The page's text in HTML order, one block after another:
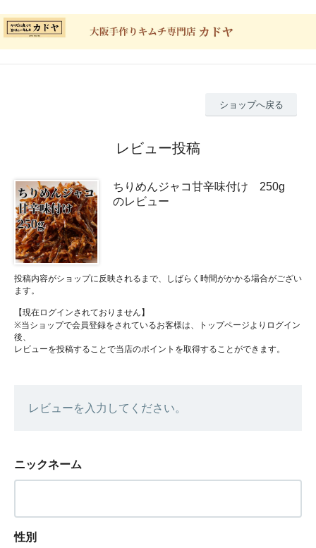
ショップへ戻る
レビュー投稿
ちりめんジャコ甘辛味付け 250g
のレビュー
投稿内容がショップに反映されるまで、しばらく時間がかかる場合がござい
ます。
【現在ログインされておりません】
※当ショップで会員登録をされているお客様は、トップページよりログイン
後、
レビューを投稿することで当店のポイントを取得することができます。
レビューを入力してください。
ニックネーム
性別